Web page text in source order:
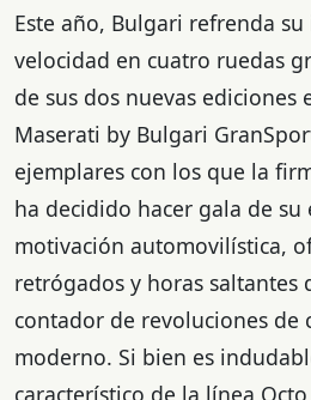
Este año, Bulgari refrenda
velocidad en cuatro ruedas
de sus dos nuevas ediciones
Maserati by Bulgari
ejemplares con los que la
ha decidido hacer gala de su
motivación automovilística,
retrógados y horas saltantes
contador de revoluciones de
moderno. Si bien es
característico de la línea